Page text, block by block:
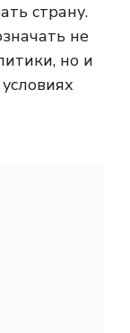
страну.
не
но и